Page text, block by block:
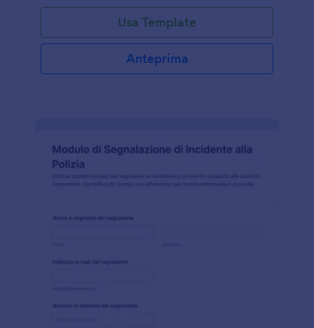
Usa Template
Anteprima